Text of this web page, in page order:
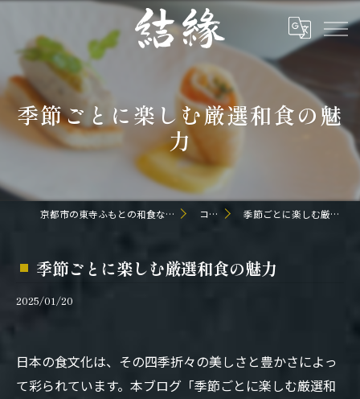
季節ごとに楽しむ厳選和食の魅
力
京都市の東寺ふもとの和食なら日本料理 結縁 コラム 季節ごとに楽しむ厳選和食の魅力
季節ごとに楽しむ厳選和食の魅力
2025/01/20
日本の食文化は、その四季折々の美しさと豊かさによっ
て彩られています。本ブログ「季節ごとに楽しむ厳選和